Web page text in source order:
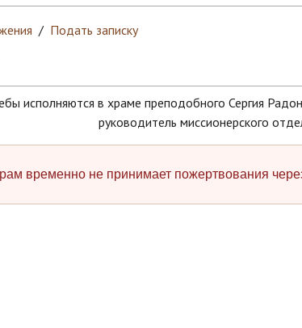
/ Подать записку
исполняются в храме преподобного Сергия
руководитель миссионерского